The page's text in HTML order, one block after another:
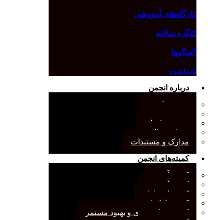
کارگاه‌های آموزشی
کنگره سالانه
گفتگوها
یادداشت
درباره انجمن
معرفی انجمن
صورت‌جلسات
همیاری مالی
مدارک و مستندات
کمیته‌های انجمن
کمیته آرشیو
کمیته آموزش
کمیته انتشارات
کمیته بازاریابی
کمیته برنامه‌ریزی و بهبود مستمر